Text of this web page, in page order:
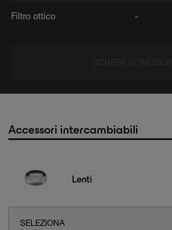
Filtro ottico -
Accessori intercambiabili
Lenti
SELEZIONA